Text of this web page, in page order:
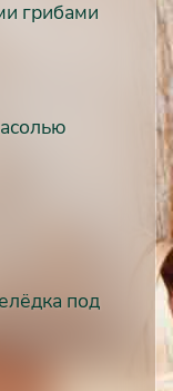
грибами
под